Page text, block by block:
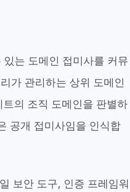
는 도메인 접미사를 커뮤
가 관리하는 상위 도메인
의 조직 도메인을 판별하
공개 접미사임을 인식합
보안 도구, 인증 프레임워